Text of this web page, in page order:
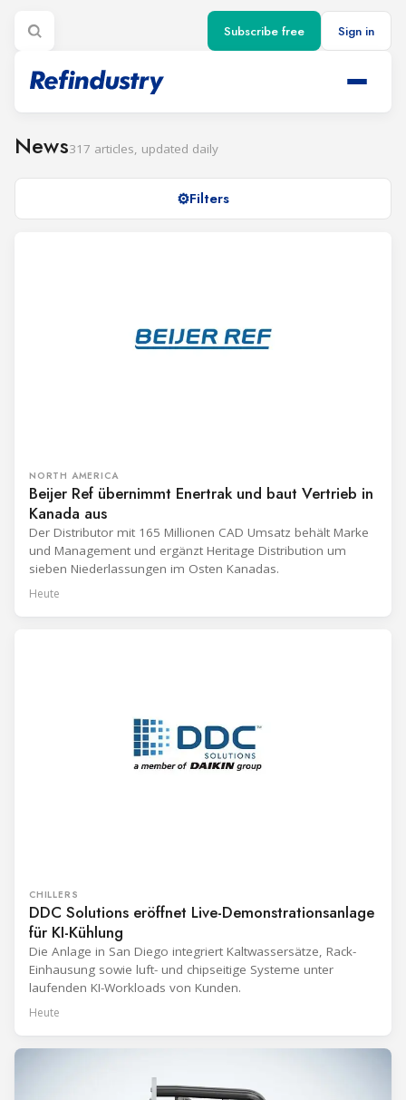
Subscribe free Sign in
News317 articles, updated daily
Filters
NORTH AMERICA
Beijer Ref übernimmt Enertrak und baut Vertrieb in
Kanada aus
Der Distributor mit 165 Millionen CAD Umsatz behält Marke
und Management und ergänzt Heritage Distribution um
sieben Niederlassungen im Osten Kanadas.
Heute
CHILLERS
DDC Solutions eröffnet Live-Demonstrationsanlage
für KI-Kühlung
Die Anlage in San Diego integriert Kaltwassersätze, Rack-
Einhausung sowie luft- und chipseitige Systeme unter
laufenden KI-Workloads von Kunden.
Heute